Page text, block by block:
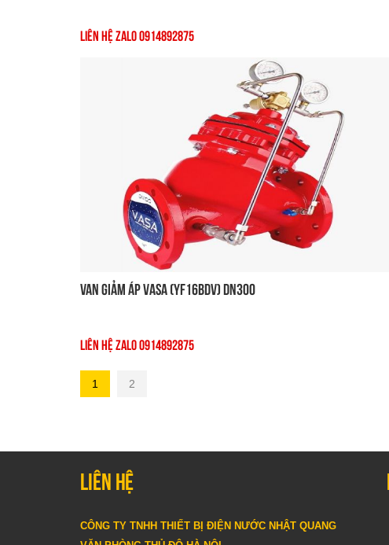
Liên Hệ Zalo 0914892875
Van Giảm Áp VASA (YF16BDV) DN300
Liên Hệ Zalo 0914892875
1 2
Liên hệ
CÔNG TY TNHH THIẾT BỊ ĐIỆN NƯỚC NHẬT QUANG